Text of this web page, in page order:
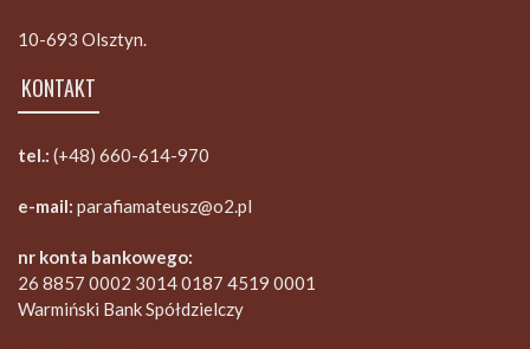
10-693 Olsztyn.
KONTAKT
tel.: (+48) 660-614-970
e-mail: parafiamateusz@o2.pl
nr konta bankowego:
26 8857 0002 3014 0187 4519 0001
Warmiński Bank Spółdzielczy